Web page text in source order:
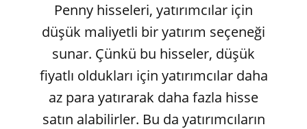
Penny hisseleri, yatırımcılar için
düşük maliyetli bir yatırım seçeneği
sunar. Çünkü bu hisseler, düşük
fiyatlı oldukları için yatırımcılar daha
az para yatırarak daha fazla hisse
satın alabilirler. Bu da yatırımcıların